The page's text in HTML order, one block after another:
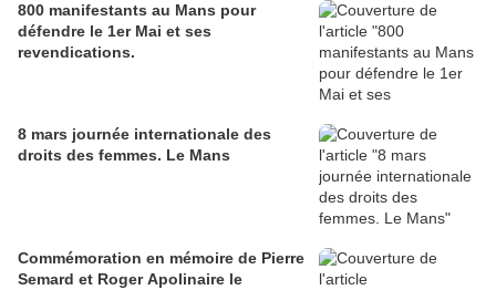
800 manifestants au Mans pour
défendre le 1er Mai et ses
revendications.
8 mars journée internationale des
droits des femmes. Le Mans
Commémoration en mémoire de Pierre
Semard et Roger Apolinaire le